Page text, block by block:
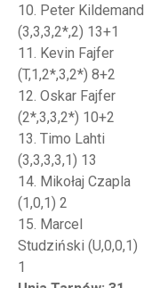
10. Peter Kildemand
(3,3,3,2*,2) 13+1
11. Kevin Fajfer
(T,1,2*,3,2*) 8+2
12. Oskar Fajfer
(2*,3,3,2*) 10+2
13. Timo Lahti
(3,3,3,3,1) 13
14. Mikołaj Czapla
(1,0,1) 2
15. Marcel
Studziński (U,0,0,1)
1